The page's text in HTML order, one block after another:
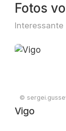
Fotos
©
Vigo